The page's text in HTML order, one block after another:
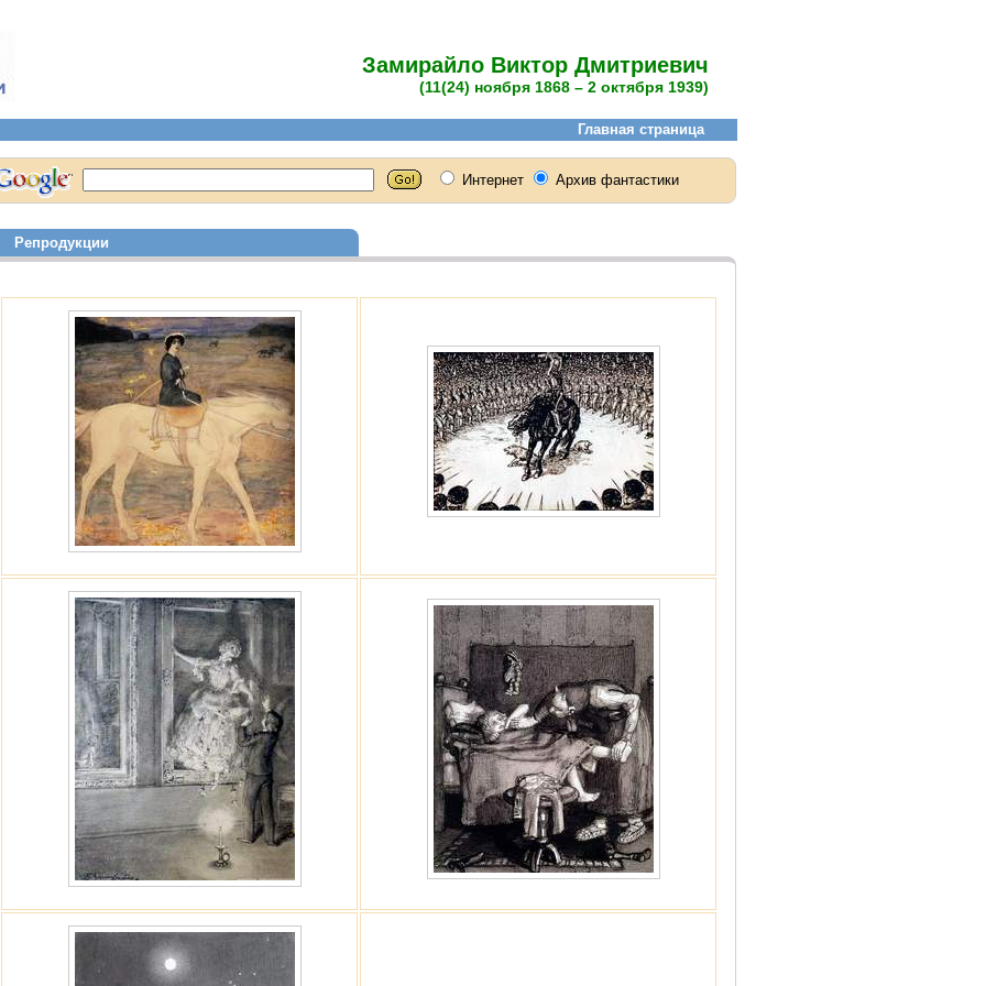
Замирайло Виктор Дмитриевич
(11(24) ноября 1868 – 2 октября 1939)
Репродукции